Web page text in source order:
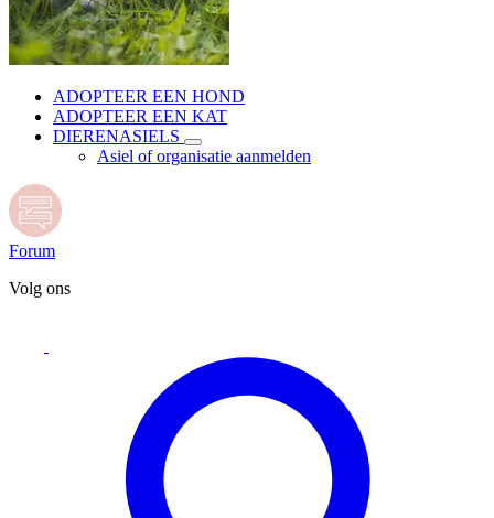
ADOPTEER EEN HOND
ADOPTEER EEN KAT
DIERENASIELS
Asiel of organisatie aanmelden
Forum
Volg ons